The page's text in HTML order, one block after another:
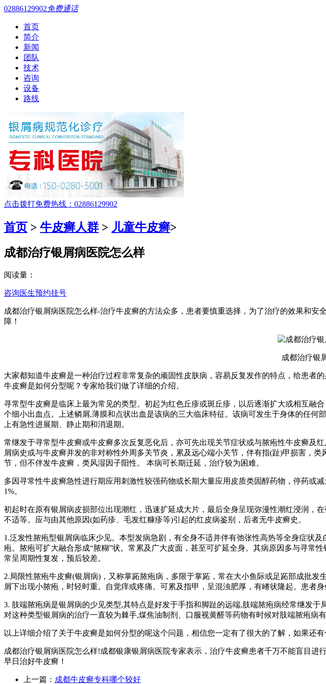
02886129902免费通话
首页
简介
新闻
团队
技术
咨询
设备
路线
点击拨打免费热线：02886129902
首页 > 牛皮癣人群 > 儿童牛皮癣>
成都治疗银屑病医院怎么样
阅读量：
咨询医生预约挂号
成都治疗银屑病医院怎么样-治疗牛皮癣的方法众多，患者要慎重选择，为了治疗的效果和
障！
成都治疗银
大家都知道牛皮癣是一种治疗过程非常复杂的顽固性皮肤病，容易反复发作的特点，给患者
牛皮癣是如何分型呢？专家给我们做了详细的介绍。
寻常型牛皮癣是临床上最为常见的类型。初起为红色丘疹或斑丘疹，以后逐渐扩大或相互融
个细小出血点。上述鳞屑,薄膜和点状出血是该病的三大临床特征。该病可发生于身体的任
上有急性进展期、静止期和消退期。
常继发于寻常型牛皮癣或牛皮癣多次反复恶化后，亦可先出现关节症状或与脓疱性牛皮癣及
屑病史或与牛皮癣并发的非对称性外周多关节炎，累及远心端小关节，伴有指(趾)甲损害，
节，但不伴发牛皮癣，类风湿因子阳性。 本病可长期迁延，治疗较为困难。
多因寻常性牛皮癣急性进行期应用刺激性较强药物或长期大量应用皮质类固醇药物，停药或
1%。
初起时在原有银屑病皮损部位出现潮红，迅速扩延成大片，最后全身呈现弥漫性潮红浸润，
不适等。应与由其他原因(如药疹、毛发红糠疹等)引起的红皮病鉴别，后者无牛皮癣史。
1.泛发性脓疱型银屑病临床少见。本型发病急剧，有全身不适并伴有弛张性高热等全身症状
疱。脓疱可扩大融合形成“脓糊”状。常累及广大皮面，甚至可扩延全身。其病原因多与寻常
常呈周期性复发，预后较差。
2.局限性脓疱牛皮癣(银屑病)，又称掌跖脓疱病，多限于掌跖，常在大小鱼际或足跖部成批
屑下出现小脓疱，时轻时重。自觉痒或疼痛。可累及指甲，呈混浊肥厚，有嵴状隆起。患者
3. 肢端脓疱病是银屑病的少见类型,其特点是好发于手指和脚趾的远端,肢端脓疱病经常继发
对这种类型银屑病的治疗一直较为棘手,煤焦油制剂、口服视黄醛等药物有时候对肢端脓疱病有
以上详细介绍了关于牛皮癣是如何分型的呢这个问题，相信您一定有了很大的了解，如果还
成都治疗银屑病医院怎么样!成都银康银屑病医院专家表示，治疗牛皮癣患者千万不能盲目
早日治好牛皮癣！
上一篇： 成都牛皮癣专科哪个较好